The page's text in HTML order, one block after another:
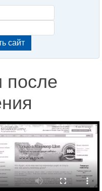
после